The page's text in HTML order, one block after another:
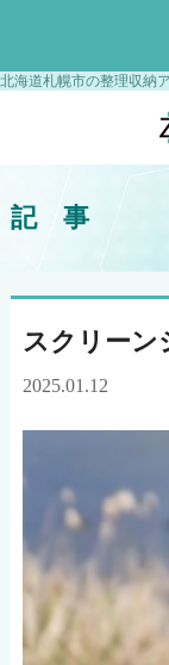
北海道札幌市の整理収納
記 事
スクリーン
2025.01.12